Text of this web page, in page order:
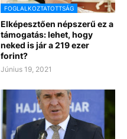
FOGLALKOZTATOTTSÁG
Elképesztően népszerű ez a
támogatás: lehet, hogy
neked is jár a 219 ezer
forint?
Június 19, 2021